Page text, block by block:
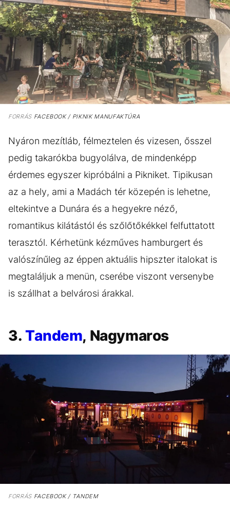
FORRÁSFACEBOOK / PIKNIK MANUFAKTÚRA
Nyáron mezítláb, félmeztelen és vizesen, ősszel
pedig takarókba bugyolálva, de mindenképp
érdemes egyszer kipróbálni a Pikniket. Tipikusan
az a hely, ami a Madách tér közepén is lehetne,
eltekintve a Dunára és a hegyekre néző,
romantikus kilátástól és szőlőtőkékkel felfuttatott
terasztól. Kérhetünk kézműves hamburgert és
valószínűleg az éppen aktuális hipszter italokat is
megtaláljuk a menün, cserébe viszont versenybe
is szállhat a belvárosi árakkal.
3. Tandem, Nagymaros
FORRÁSFACEBOOK / TANDEM